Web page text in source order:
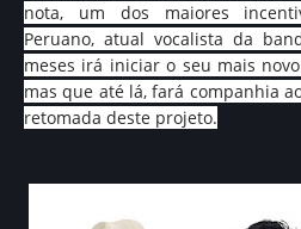
nota, um dos maiores
Peruano, atual vocalista da
meses irá iniciar o seu mais
mas que até lá, fará companhia
retomada deste projeto.